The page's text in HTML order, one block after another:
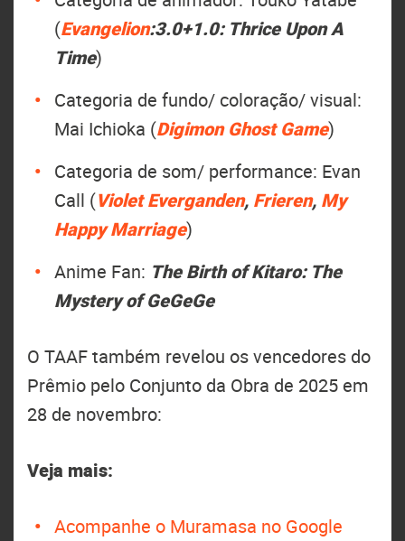
(Evangelion:3.0+1.0: Thrice Upon A
Time)
Categoria de fundo/ coloração/ visual:
Mai Ichioka (Digimon Ghost Game)
Categoria de som/ performance: Evan
Call (Violet Everganden, Frieren, My
Happy Marriage)
Anime Fan: The Birth of Kitaro: The
Mystery of GeGeGe
O TAAF também revelou os vencedores do
Prêmio pelo Conjunto da Obra de 2025 em
28 de novembro:
Veja mais:
Acompanhe o Muramasa no Google